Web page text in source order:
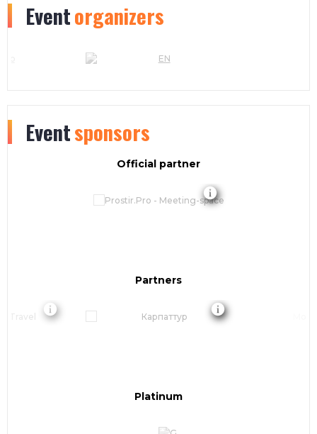
Eventorganizers
Eventsponsors
Official partner
Partners
Platinum